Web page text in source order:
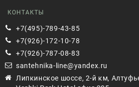
КОНТАКТЫ
+7(495)-789-43-85
+7(926)-172-10-78
+7(926)-787-08-83
santehnika-line@yandex.ru
Липкинское шоссе, 2-й км,